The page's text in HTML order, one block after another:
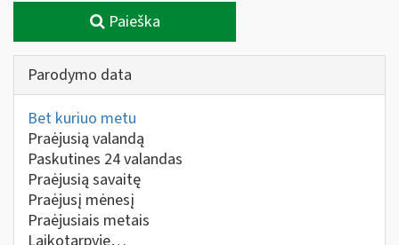
Paieška
Parodymo data
Bet kuriuo metu
Praėjusią valandą
Paskutines 24 valandas
Praėjusią savaitę
Praėjusį mėnesį
Praėjusiais metais